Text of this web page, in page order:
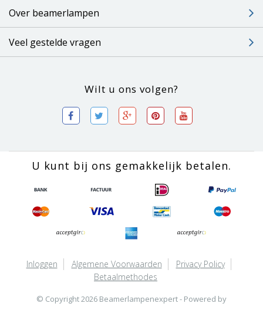
Over beamerlampen
Veel gestelde vragen
Wilt u ons volgen?
U kunt bij ons gemakkelijk betalen.
Inloggen Algemene Voorwaarden
Privacy Policy
Betaalmethodes
© Copyright 2026 Beamerlampenexpert - Powered by